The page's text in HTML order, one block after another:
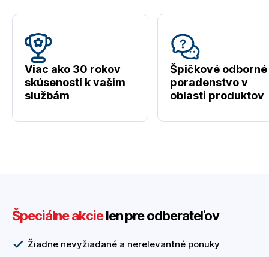
Viac ako 30 rokov
skúseností k vašim
službám
Špičkové odborné
poradenstvo v
oblasti produktov
Špeciálne akcielen pre odberateľov
Žiadne nevyžiadané a nerelevantné ponuky